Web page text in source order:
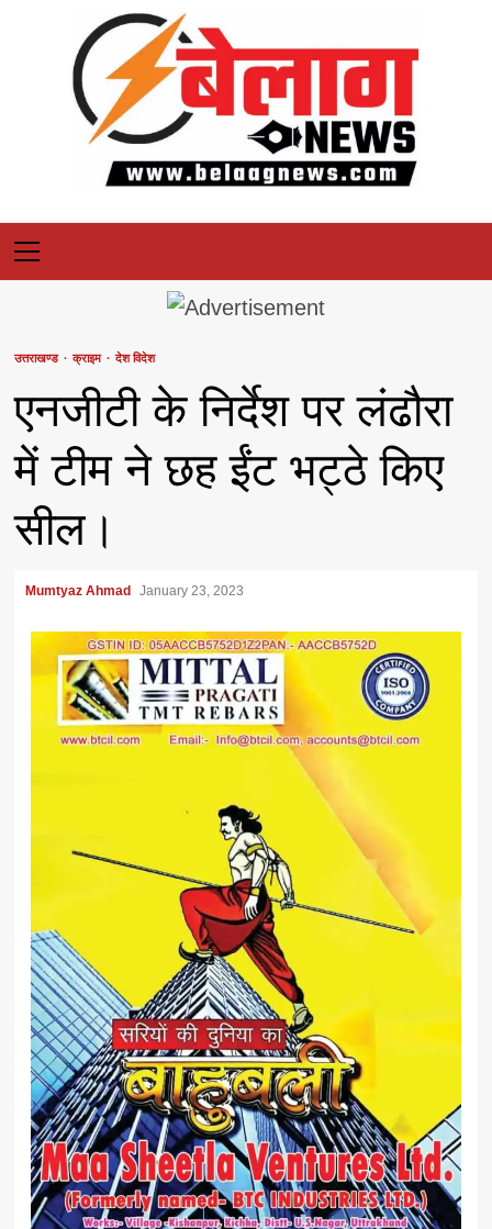
Primary
Menu
उत्तराखण्ड क्राइम देश विदेश
एनजीटी के निर्देश पर लंढौरा
में टीम ने छह ईंट भट्ठे किए
सील।
Mumtyaz Ahmad January 23, 2023